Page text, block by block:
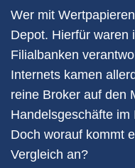
Wer mit
Depot. Hierfür waren
Filialbanken
Internets kamen
reine Broker auf den
Handelsgeschäfte
Doch worauf kommt
Vergleich an?